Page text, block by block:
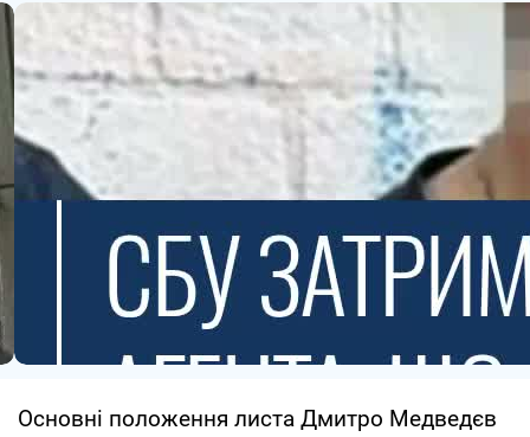
Основні положення листа Дмитро Медведєв